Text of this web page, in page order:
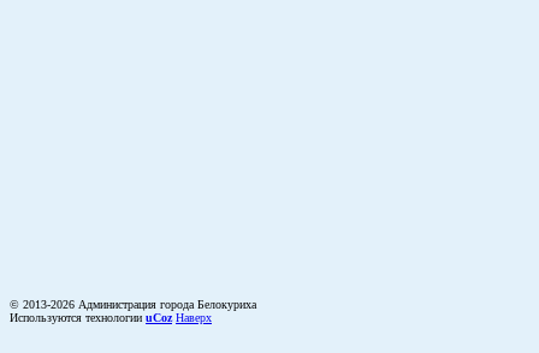
© 2013-2026 Администрация города Белокуриха
Используются технологии uCoz Наверх